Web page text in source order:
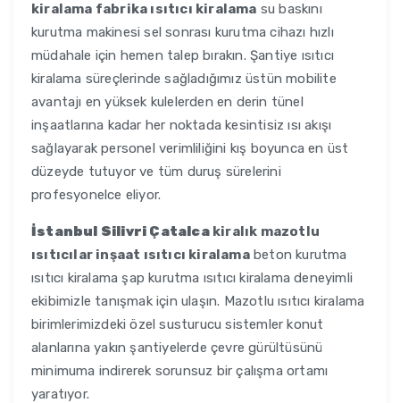
kiralama fabrika ısıtıcı kiralama su baskını
kurutma makinesi sel sonrası kurutma cihazı hızlı
müdahale için hemen talep bırakın. Şantiye ısıtıcı
kiralama süreçlerinde sağladığımız üstün mobilite
avantajı en yüksek kulelerden en derin tünel
inşaatlarına kadar her noktada kesintisiz ısı akışı
sağlayarak personel verimliliğini kış boyunca en üst
düzeyde tutuyor ve tüm duruş sürelerini
profesyonelce eliyor.
İstanbul Silivri Çatalcakiralık mazotlu
ısıtıcılar inşaat ısıtıcı kiralamabeton kurutma
ısıtıcı kiralama şap kurutma ısıtıcı kiralama deneyimli
ekibimizle tanışmak için ulaşın. Mazotlu ısıtıcı kiralama
birimlerimizdeki özel susturucu sistemler konut
alanlarına yakın şantiyelerde çevre gürültüsünü
minimuma indirerek sorunsuz bir çalışma ortamı
yaratıyor.